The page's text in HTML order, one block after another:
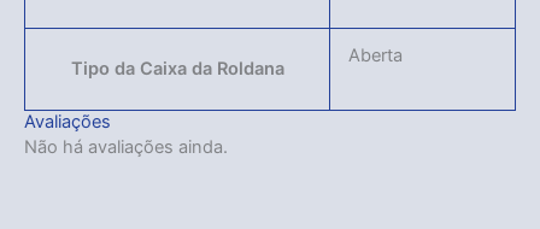
Tipo da Caixa da Roldana
Aberta
Avaliações
Não há avaliações ainda.